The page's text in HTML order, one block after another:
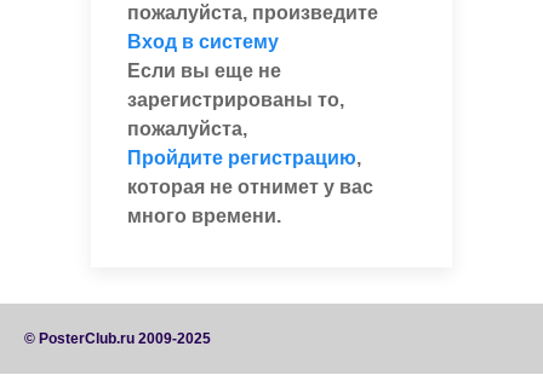
пожалуйста, произведите
Вход в систему
Если вы еще не
зарегистрированы то,
пожалуйста,
Пройдите регистрацию,
которая не отнимет у вас
много времени.
© PosterClub.ru 2009-2025